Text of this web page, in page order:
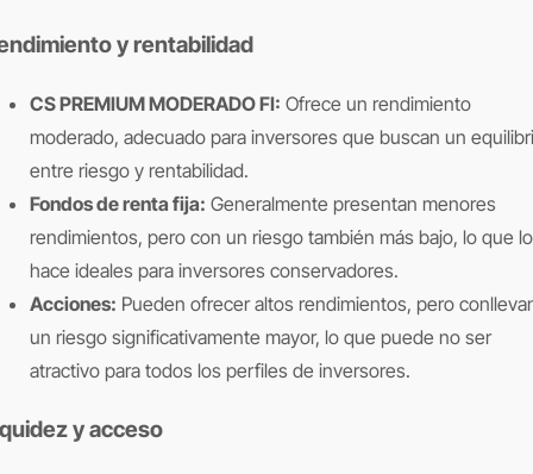
y rentabilidad
CS PREMIUM MODERADO FI: Ofrece un rendimiento
moderado, adecuado para inversores que buscan un
entre riesgo y rentabilidad.
Fondos de renta fija: Generalmente presentan menores
rendimientos, pero con un riesgo también más bajo, lo que
hace ideales para inversores conservadores.
Acciones: Pueden ofrecer altos rendimientos, pero
un riesgo significativamente mayor, lo que puede no ser
atractivo para todos los perfiles de inversores.
y acceso